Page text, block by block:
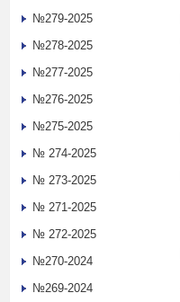
№279-2025
№278-2025
№277-2025
№276-2025
№275-2025
№ 274-2025
№ 273-2025
№ 271-2025
№ 272-2025
№270-2024
№269-2024